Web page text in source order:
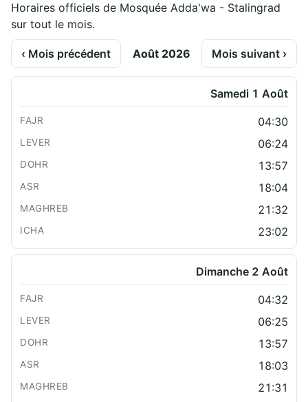
Horaires officiels de Mosquée Adda'wa - Stalingrad
sur tout le mois.
‹ Mois précédent Août 2026 Mois suivant ›
Samedi 1 Août
04:30
06:24
13:57
18:04
21:32
23:02
Dimanche 2 Août
04:32
06:25
13:57
18:03
21:31